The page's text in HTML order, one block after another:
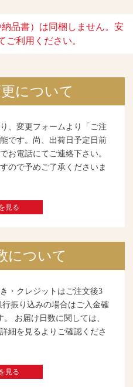
品書）は同梱しません。安
ご利用ください。
について
、変更フォームより「ご注
です。尚、出荷日予定日前
お電話にてご連絡下さい。
ので予めご了承くださいま
見る
について
・クレジットはご注文後3
振り込みの場合はご入金確
お届け日数に関しては、
細を見るよりご確認くださ
見る